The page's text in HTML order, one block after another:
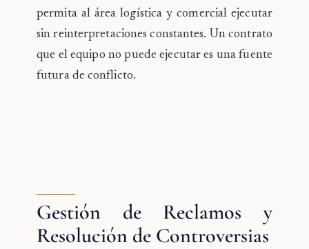
permita al área logística y comercial ejecutar
sin reinterpretaciones constantes. Un contrato
que el equipo no puede ejecutar es una fuente
futura de conflicto.
Gestión de Reclamos y
Resolución de Controversias